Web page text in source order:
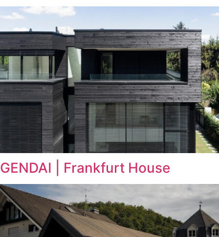
GENDAI | Frankfurt House